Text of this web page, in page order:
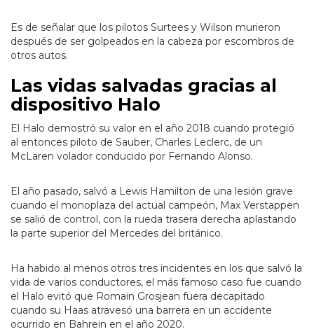
Es de señalar que los pilotos Surtees y Wilson murieron
después de ser golpeados en la cabeza por escombros de
otros autos.
Las vidas salvadas gracias al
dispositivo Halo
El Halo demostró su valor en el año 2018 cuando protegió
al entonces piloto de Sauber, Charles Leclerc, de un
McLaren volador conducido por Fernando Alonso.
El año pasado, salvó a Lewis Hamilton de una lesión grave
cuando el monoplaza del actual campeón, Max Verstappen
se salió de control, con la rueda trasera derecha aplastando
la parte superior del Mercedes del británico.
Ha habido al menos otros tres incidentes en los que salvó la
vida de varios conductores, el más famoso caso fue cuando
el Halo evitó que Romain Grosjean fuera decapitado
cuando su Haas atravesó una barrera en un accidente
ocurrido en Bahrein en el año 2020.